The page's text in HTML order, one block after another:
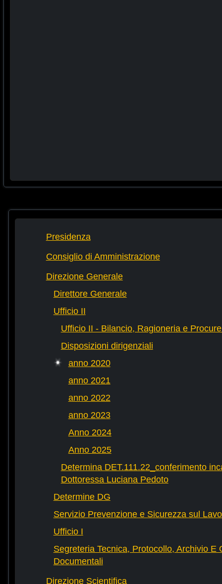
Presidenza
Consiglio di Amministrazione
Direzione Generale
Direttore Generale
Ufficio II
Ufficio II - Bilancio, Ragioneria e
Disposizioni dirigenziali
anno 2020
anno 2021
anno 2022
anno 2023
Anno 2024
Anno 2025
Determina DET.111.22_conferimento
Dottoressa Luciana Pedoto
Determine DG
Servizio Prevenzione e Sicurezza sul
Ufficio I
Segreteria Tecnica, Protocollo, Archivio E
Documentali
Direzione Scientifica